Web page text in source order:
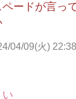
ードが言っ
04/09(火)